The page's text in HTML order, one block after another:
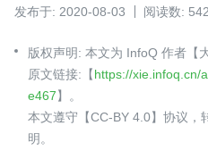
发布于: 2020-08-03 阅读数: 542
版权声明: 本文为 InfoQ 作者【
原文链接:【https://xie.infoq.cn/
e467】。
本文遵守【CC-BY 4.0】协议，
明。